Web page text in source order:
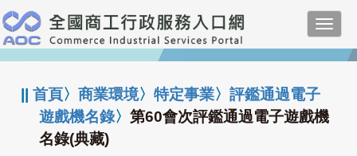
跳
到
主
要
:::
||首頁〉商業環境〉特定事業〉評鑑通過電子
遊戲機名錄〉第60會次評鑑通過電子遊戲機
名錄(典藏)